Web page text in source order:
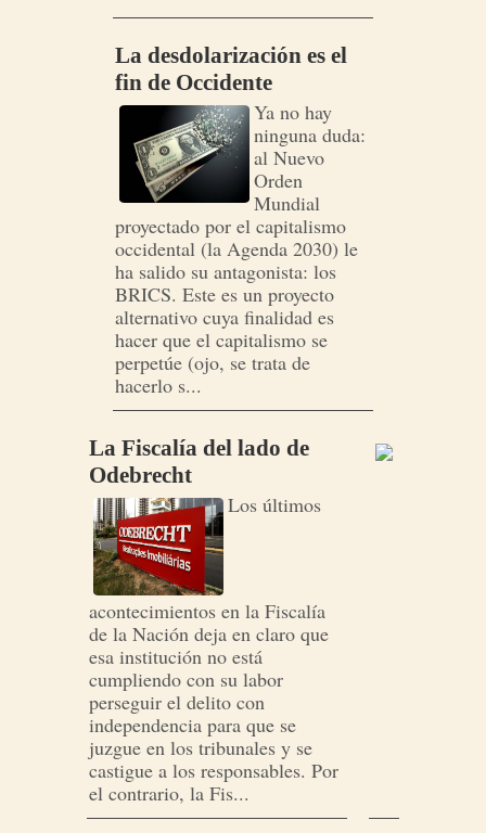
La desdolarización es el
fin de Occidente
Ya no hay
ninguna duda:
al Nuevo
Orden
Mundial
proyectado por el capitalismo
occidental (la Agenda 2030) le
ha salido su antagonista: los
BRICS. Este es un proyecto
alternativo cuya finalidad es
hacer que el capitalismo se
perpetúe (ojo, se trata de
hacerlo s...
La Fiscalía del lado de
Odebrecht
Los últimos
acontecimientos en la Fiscalía
de la Nación deja en claro que
esa institución no está
cumpliendo con su labor
perseguir el delito con
independencia para que se
juzgue en los tribunales y se
castigue a los responsables. Por
el contrario, la Fis...